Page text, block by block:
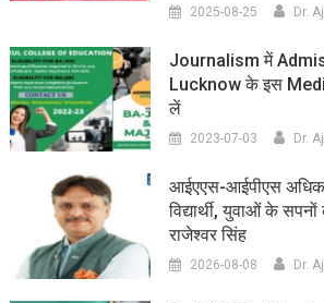
2025-08-25 Dr.
Journalism में
Lucknow के इस
लें
2023-07-03 Dr.
आईएएस-आईपीएस
विद्यार्थी, युवाओं के
राजेश्वर सिंह
2026-08-08 Dr.